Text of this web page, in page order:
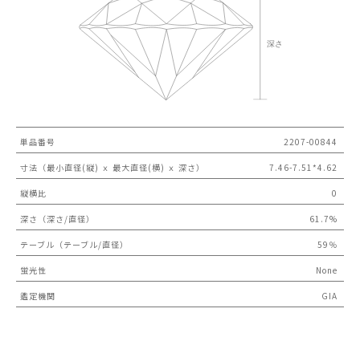
単品番号 2207-00844
寸法（最小直径(縦) ｘ 最大直径(横) ｘ 深さ） 7.46-7.51*4.62
縦横比 0
深さ（深さ/直径） 61.7%
テーブル（テーブル/直径） 59％
蛍光性 None
鑑定機関 GIA